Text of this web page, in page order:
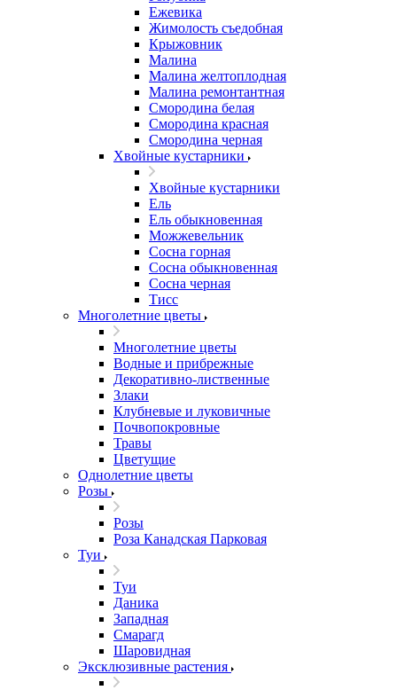
Ежевика
Жимолость съедобная
Крыжовник
Малина
Малина желтоплодная
Малина ремонтантная
Смородина белая
Смородина красная
Смородина черная
Хвойные кустарники
Хвойные кустарники
Ель
Ель обыкновенная
Можжевельник
Сосна горная
Сосна обыкновенная
Сосна черная
Тисс
Многолетние цветы
Многолетние цветы
Водные и прибрежные
Декоративно-лиственные
Злаки
Клубневые и луковичные
Почвопокровные
Травы
Цветущие
Однолетние цветы
Розы
Розы
Роза Канадская Парковая
Туи
Туи
Даника
Западная
Смарагд
Шаровидная
Эксклюзивные растения